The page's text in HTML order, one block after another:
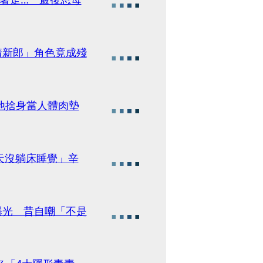
郎」角色竟成殘
身當人體肉墊
沒躺床睡覺」辛
光 昔自嘲「不是